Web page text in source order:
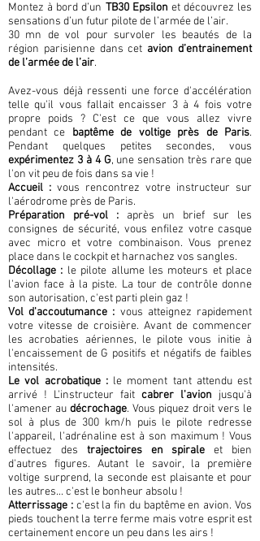
Montez à bord d’un TB30 Epsilon et découvrez les
sensations d’un futur pilote de l’armée de l’air.
30 mn de vol pour survoler les beautés de la
région parisienne dans cet avion d’entrainement
de l’armée de l’air.
Avez-vous déjà ressenti une force d'accélération
telle qu'il vous fallait encaisser 3 à 4 fois votre
propre poids ? C'est ce que vous allez vivre
pendant ce baptême de voltige près de Paris.
Pendant quelques petites secondes, vous
expérimentez 3 à 4 G, une sensation très rare que
l'on vit peu de fois dans sa vie !
Accueil : vous rencontrez votre instructeur sur
l'aérodrome près de Paris.
Préparation pré-vol : après un brief sur les
consignes de sécurité, vous enfilez votre casque
avec micro et votre combinaison. Vous prenez
place dans le cockpit et harnachez vos sangles.
Décollage : le pilote allume les moteurs et place
l'avion face à la piste. La tour de contrôle donne
son autorisation, c'est parti plein gaz !
Vol d'accoutumance : vous atteignez rapidement
votre vitesse de croisière. Avant de commencer
les acrobaties aériennes, le pilote vous initie à
l'encaissement de G positifs et négatifs de faibles
intensités.
Le vol acrobatique :le moment tant attendu est
arrivé ! L'instructeur fait cabrer l'avion jusqu'à
l'amener au décrochage. Vous piquez droit vers le
sol à plus de 300 km/h puis le pilote redresse
l'appareil, l'adrénaline est à son maximum ! Vous
effectuez des trajectoires en spirale et bien
d'autres figures. Autant le savoir, la première
voltige surprend, la seconde est plaisante et pour
les autres... c'est le bonheur absolu !
Atterrissage :c'est la fin du baptême en avion. Vos
pieds touchent la terre ferme mais votre esprit est
certainement encore un peu dans les airs !